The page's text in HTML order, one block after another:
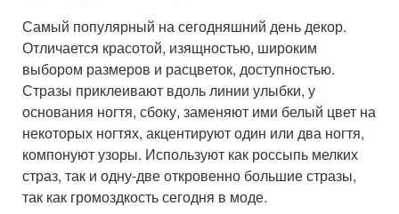
Самый популярный на сегодняшний день декор.
Отличается красотой, изящностью, широким
выбором размеров и расцветок, доступностью.
Стразы приклеивают вдоль линии улыбки, у
основания ногтя, сбоку, заменяют ими белый цвет на
некоторых ногтях, акцентируют один или два ногтя,
компонуют узоры. Используют как россыпь мелких
страз, так и одну-две откровенно большие стразы,
так как громоздкость сегодня в моде.